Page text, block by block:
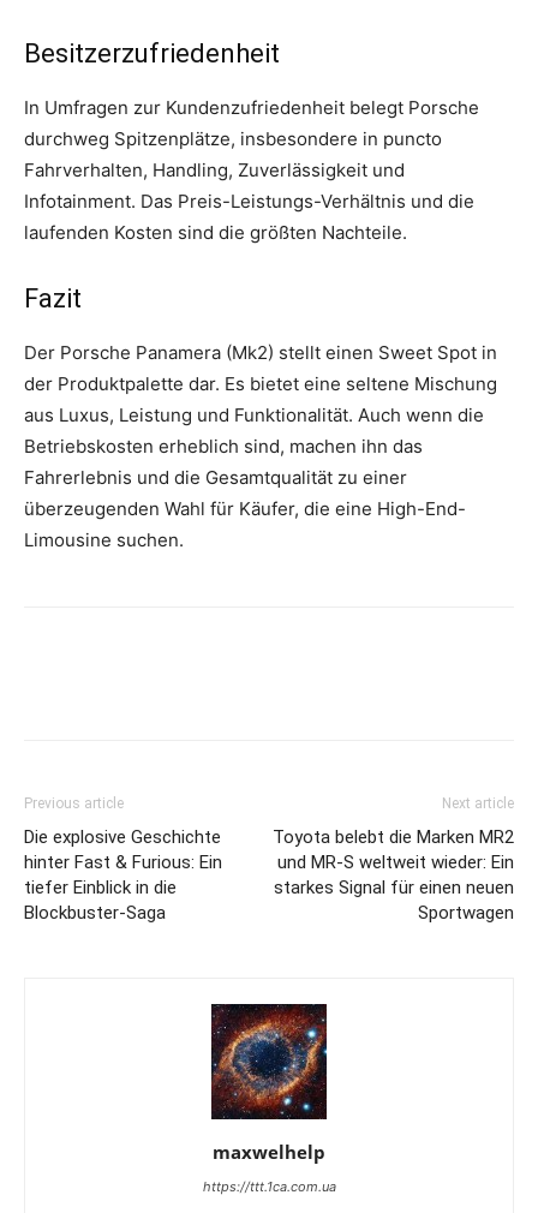
Besitzerzufriedenheit
In Umfragen zur Kundenzufriedenheit belegt Porsche
durchweg Spitzenplätze, insbesondere in puncto
Fahrverhalten, Handling, Zuverlässigkeit und
Infotainment. Das Preis-Leistungs-Verhältnis und die
laufenden Kosten sind die größten Nachteile.
Fazit
Der Porsche Panamera (Mk2) stellt einen Sweet Spot in
der Produktpalette dar. Es bietet eine seltene Mischung
aus Luxus, Leistung und Funktionalität. Auch wenn die
Betriebskosten erheblich sind, machen ihn das
Fahrerlebnis und die Gesamtqualität zu einer
überzeugenden Wahl für Käufer, die eine High-End-
Limousine suchen.
Previous article
Die explosive Geschichte
hinter Fast & Furious: Ein
tiefer Einblick in die
Blockbuster-Saga
Next article
Toyota belebt die Marken MR2
und MR-S weltweit wieder: Ein
starkes Signal für einen neuen
Sportwagen
maxwelhelp
https://ttt.1ca.com.ua